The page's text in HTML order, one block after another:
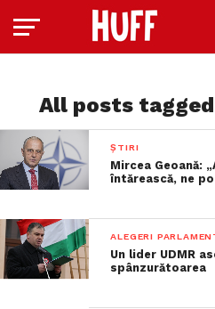
All posts
ȘTIRI
Mircea Geoană:
întărească, ne
ALEGERI
Un lider UDMR
spânzurătoarea